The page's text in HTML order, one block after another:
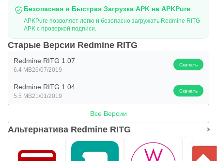
Безопасная и Быстрая Загрузка APK на APKPure
APKPure позволяет легко и безопасно загружать Redmine RITG
APK с проверкой подписи.
Старые Версии Redmine RITG
Redmine RITG 1.07
6.4 MB26/07/2019
Скачать
Redmine RITG 1.04
5.5 MB21/01/2019
Скачать
Все Версии
Альтернатива Redmine RITG